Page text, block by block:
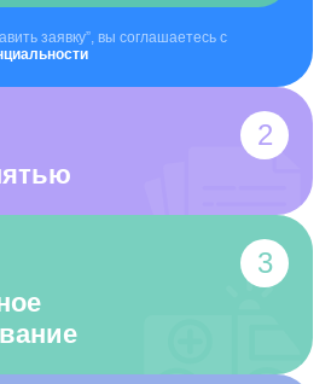
заявку”, вы соглашаетесь с